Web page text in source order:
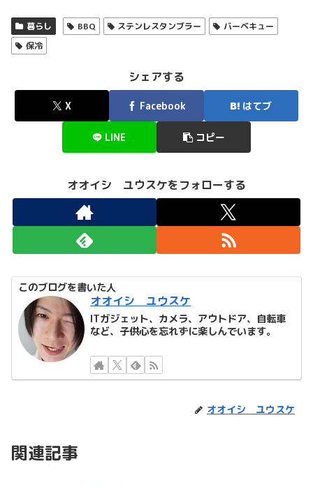
暮らし BBQ ステンレスタンブラー
バーベキュー
保冷
シェアする
X Facebook はてブ
LINE コピー
オオイシ ユウスケをフォローする
このブログを書いた人
オオイシ ユウスケ
ITガジェット、カメラ、アウトドア、自転車
など、子供心を忘れずに楽しんでいます。
オオイシ ユウスケ
関連記事